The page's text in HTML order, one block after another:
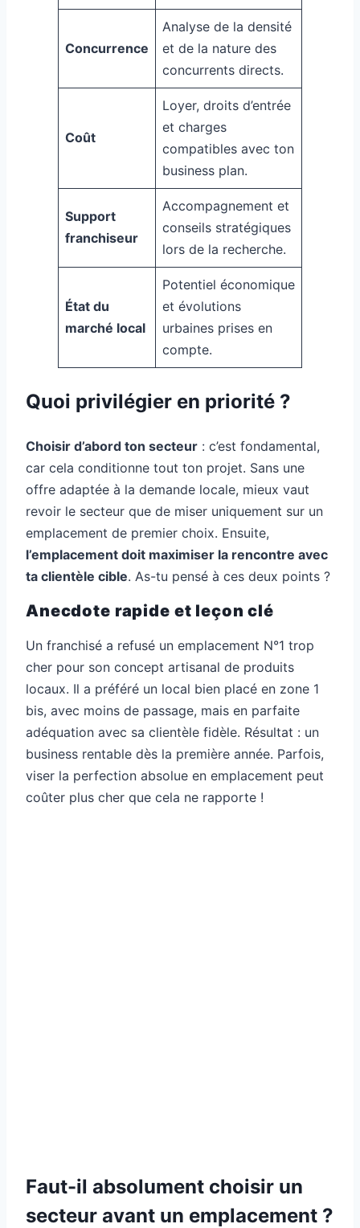
Concurrence
Analyse de la densité
et de la nature des
concurrents directs.
Coût
Loyer, droits d’entrée
et charges
compatibles avec ton
business plan.
Support
franchiseur
Accompagnement et
conseils stratégiques
lors de la recherche.
État du
marché local
Potentiel économique
et évolutions
urbaines prises en
compte.
Quoi privilégier en priorité ?
Choisir d’abord ton secteur : c’est fondamental,
car cela conditionne tout ton projet. Sans une
offre adaptée à la demande locale, mieux vaut
revoir le secteur que de miser uniquement sur un
emplacement de premier choix. Ensuite,
l’emplacement doit maximiser la rencontre avec
ta clientèle cible. As-tu pensé à ces deux points ?
Anecdote rapide et leçon clé
Un franchisé a refusé un emplacement N°1 trop
cher pour son concept artisanal de produits
locaux. Il a préféré un local bien placé en zone 1
bis, avec moins de passage, mais en parfaite
adéquation avec sa clientèle fidèle. Résultat : un
business rentable dès la première année. Parfois,
viser la perfection absolue en emplacement peut
coûter plus cher que cela ne rapporte !
Faut-il absolument choisir un
secteur avant un emplacement ?